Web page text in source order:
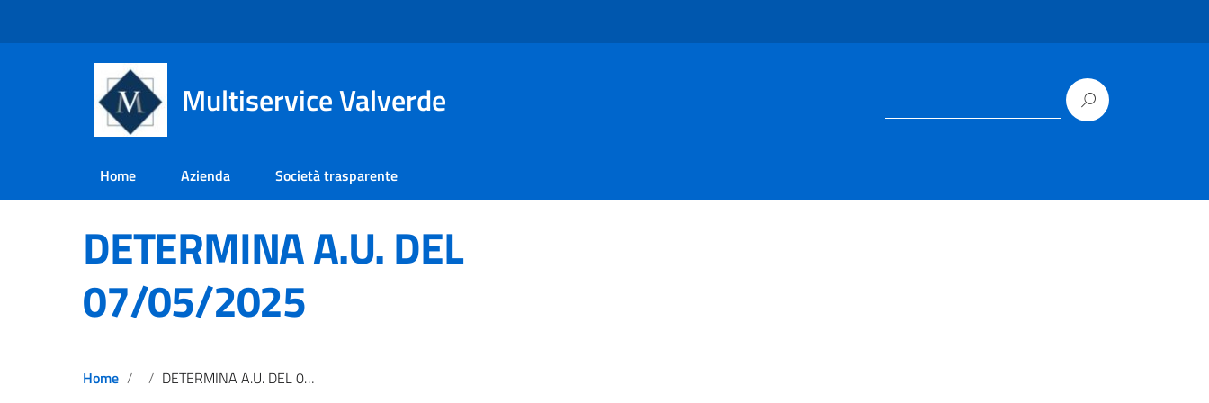
Multiservice Valverde
Home Azienda Società trasparente
DETERMINA A.U. DEL
07/05/2025
Home DETERMINA A.U. DEL 07/05/2025